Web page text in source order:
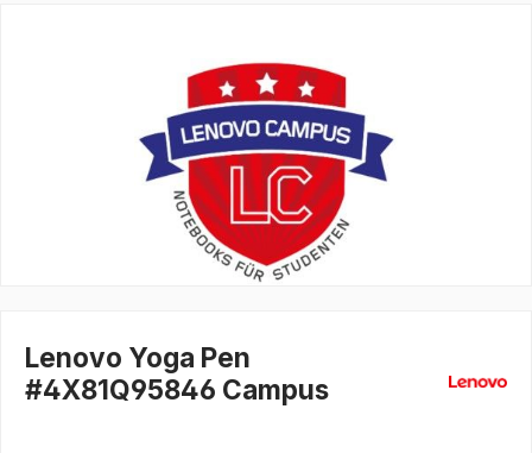
Lenovo Yoga Pen
#4X81Q95846 Campus